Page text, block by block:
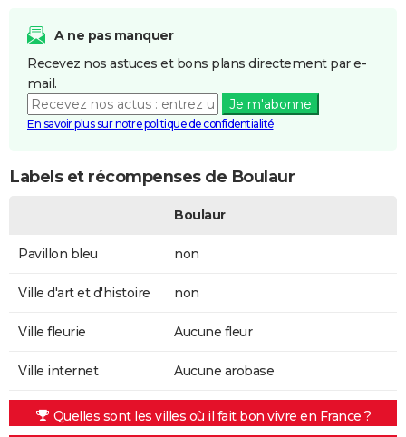
A ne pas manquer
Recevez nos astuces et bons plans directement par e-
mail.
Je m'abonne
En savoir plus sur notre politique de confidentialité
Labels et récompenses de Boulaur
Boulaur
Pavillon bleu non
Ville d'art et d'histoire non
Ville fleurie Aucune fleur
Ville internet Aucune arobase
Quelles sont les villes où il fait bon vivre en France ?